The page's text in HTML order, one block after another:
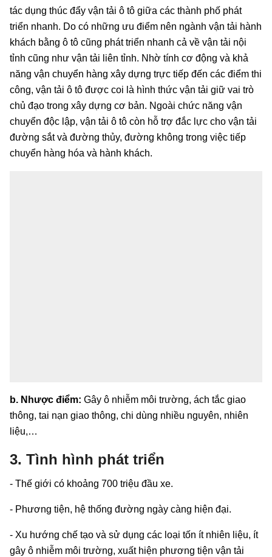
tác dụng thúc đẩy vận tải ô tô giữa các thành phố phát
triển nhanh. Do có những ưu điểm nên ngành vận tải hành
khách bằng ô tô cũng phát triển nhanh cả về vận tải nội
tỉnh cũng như vận tải liên tỉnh. Nhờ tính cơ động và khả
năng vận chuyển hàng xây dựng trực tiếp đến các điểm thi
công, vận tải ô tô được coi là hình thức vận tải giữ vai trò
chủ đạo trong xây dựng cơ bản. Ngoài chức năng vận
chuyển độc lập, vận tải ô tô còn hỗ trợ đắc lực cho vận tải
đường sắt và đường thủy, đường không trong việc tiếp
chuyển hàng hóa và hành khách.
b. Nhược điểm: Gây ô nhiễm môi trường, ách tắc giao
thông, tai nạn giao thông, chi dùng nhiều nguyên, nhiên
liệu,…
3. Tình hình phát triển
- Thế giới có khoảng 700 triệu đầu xe.
- Phương tiện, hệ thống đường ngày càng hiện đại.
- Xu hướng chế tạo và sử dụng các loại tốn ít nhiên liệu, ít
gây ô nhiễm môi trường, xuất hiện phương tiện vận tải